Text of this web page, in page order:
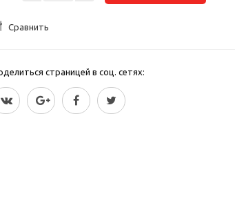
Сравнить
страницей в соц. сетях: